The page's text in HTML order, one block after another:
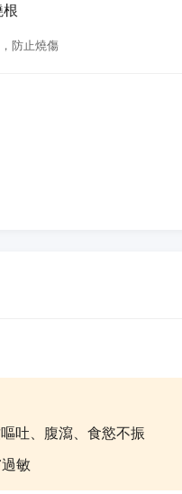
防止燒傷
吐、腹瀉、食慾不振
敏